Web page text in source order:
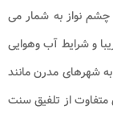
چشم نواز به شمار می
و شرایط آب وهوایی
شهرهای مدرن مانند
متفاوت از تلفیق سنت